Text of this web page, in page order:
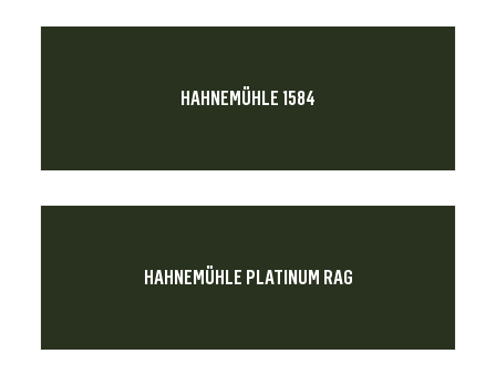
HAHNEMÜHLE 1584
HAHNEMÜHLE PLATINUM RAG